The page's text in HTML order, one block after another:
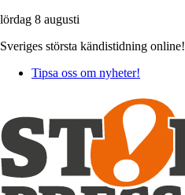
lördag 8 augusti
Sveriges största kändistidning online!
Tipsa oss om nyheter!